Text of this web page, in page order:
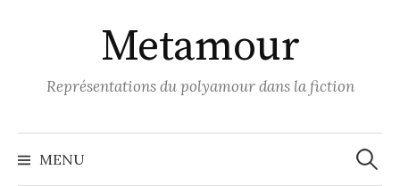
Metamour
Représentations du polyamour dans la fiction
MENU